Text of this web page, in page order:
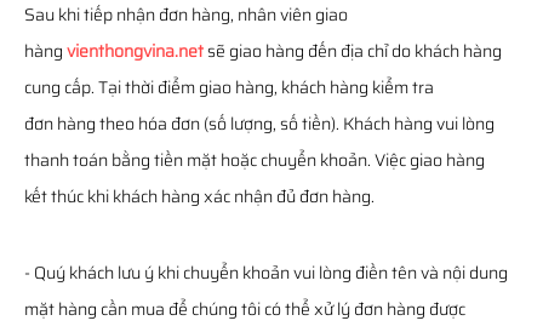
Sau khi tiếp nhận đơn hàng, nhân viên giao
hàngvienthongvina.netsẽ giao hàng đến địa chỉ do khách hàng
cung cấp. Tại thời điểm giao hàng, khách hàng kiểm tra
đơn hàng theo hóa đơn (số lượng, số tiền). Khách hàng vui lòng
thanh toán bằng tiền mặt hoặc chuyển khoản. Việc giao hàng
kết thúc khi khách hàng xác nhận đủ đơn hàng.
- Quý khách lưu ý khi chuyển khoản vui lòng điền tên và nội dung
mặt hàng cần mua để chúng tôi có thể xử lý đơn hàng được